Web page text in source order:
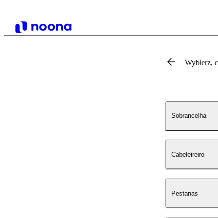
Wybierz,
Sobrancelha
Cabeleireiro
Pestanas